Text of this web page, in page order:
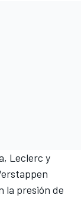
Leclerc y
la presión de